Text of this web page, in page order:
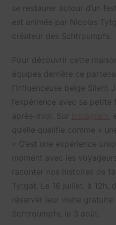
se restaurer autour d’un
est animée par Nicolas
créateur des Schtroumpfs.
Pour découvrir cette
équipes derrière ce
l’influenceuse belge Silent
l’expérience avec sa petite
après-midi. Sur
,
qu’elle qualifie comme «
« C’est une expérience
moment avec les
raconter nos histoires de
Tytgat. Le 16 juillet, à
réserver leur visite
Schtroumpfs, le 3 août.